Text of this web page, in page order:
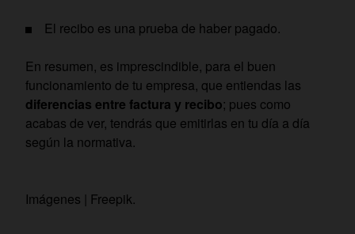
El recibo es una prueba de haber pagado.
En resumen, es imprescindible, para el buen
funcionamiento de tu empresa, que entiendas las
diferencias entre factura y recibo; pues como
acabas de ver, tendrás que emitirlas en tu día a día
según la normativa.
Imágenes | Freepik.